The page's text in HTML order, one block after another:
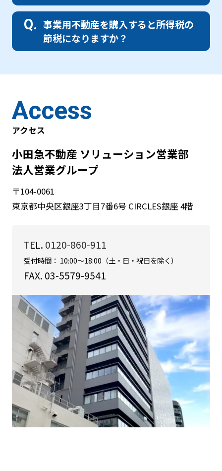
事業用不動産を購入すると所得税の
節税になりますか？
Access
アクセス
小田急不動産 ソリューション営業部
法人営業グループ
〒104-0061
東京都中央区銀座3丁目7番6号 CIRCLES銀座 4階
TEL. 0120-860-911
受付時間： 10:00～18:00（土・日・祝日を除く）
FAX. 03-5579-9541